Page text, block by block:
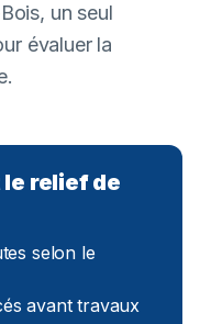
un seul
évaluer la
relief de
selon le
avant travaux